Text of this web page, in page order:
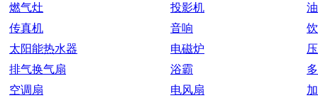
燃气灶
投影机
传真机
音响
太阳能热水器
电磁炉
排气换气扇
浴霸
空调扇
电风扇